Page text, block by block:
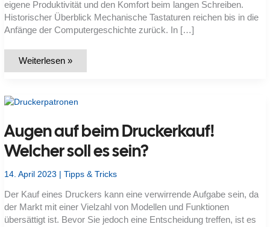
eigene Produktivität und den Komfort beim langen Schreiben.
Historischer Überblick Mechanische Tastaturen reichen bis in die
Anfänge der Computergeschichte zurück. In […]
Was
mechanischen
Tastaturen?
Weiterlesen »
Augen auf beim Druckerkauf!
Welcher soll es sein?
14. April 2023 |Tipps & Tricks
Der Kauf eines Druckers kann eine verwirrende Aufgabe sein, da
der Markt mit einer Vielzahl von Modellen und Funktionen
übersättigt ist. Bevor Sie jedoch eine Entscheidung treffen, ist es